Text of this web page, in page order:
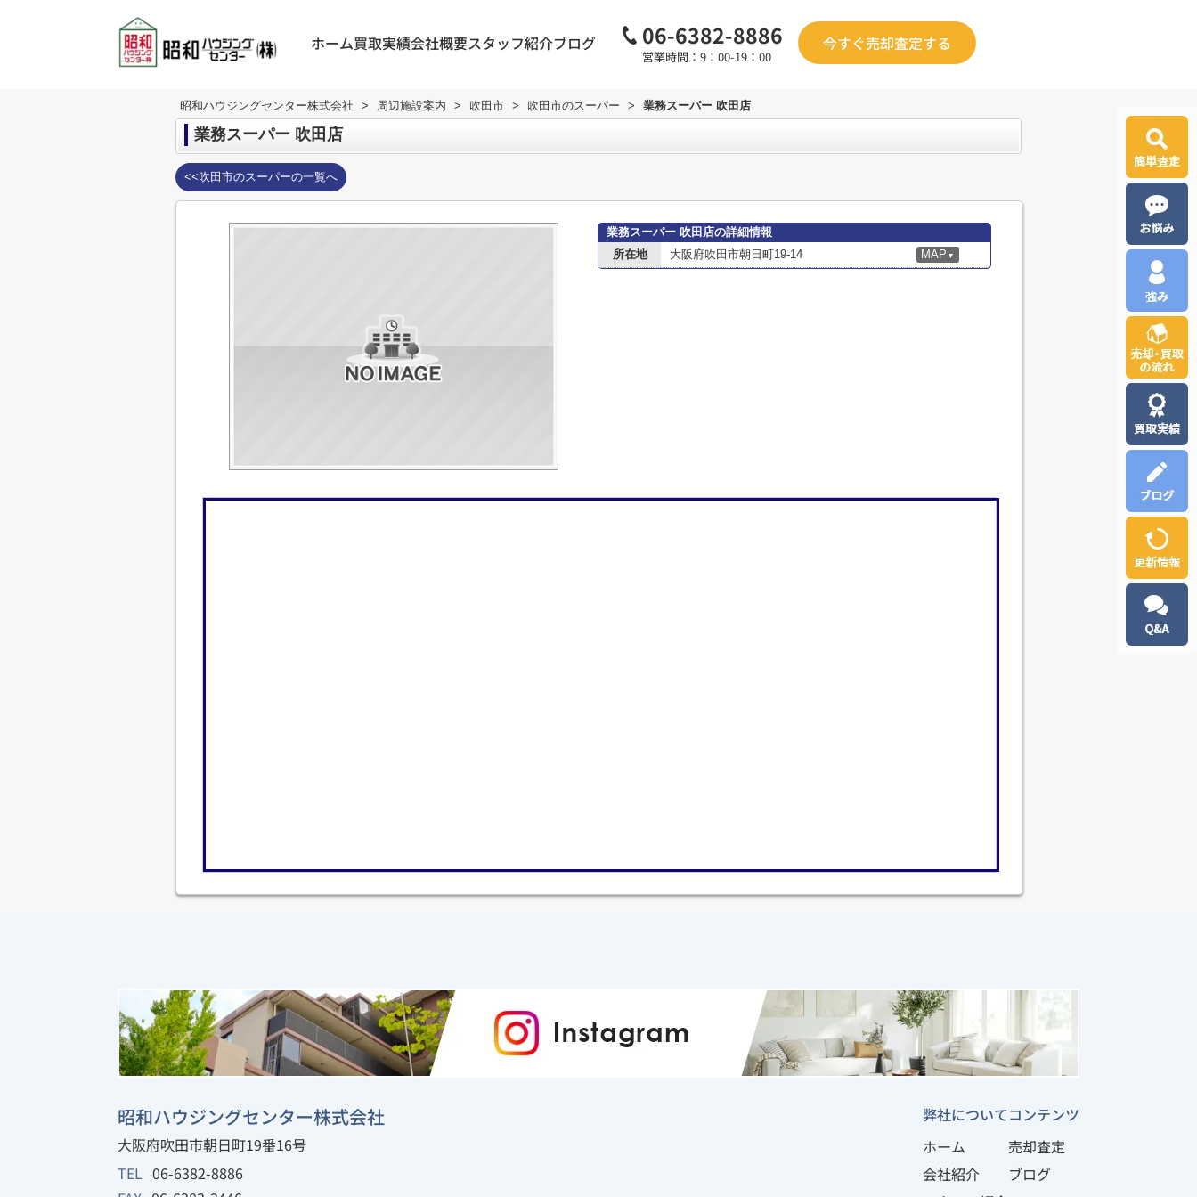
ホーム買取実績会社概要スタッフ紹介ブログ 06-6382-8886
営業時間：9：00-19：00
今すぐ売却査定する
昭和ハウジングセンター株式会社 > 周辺施設案内 > 吹田市 > 吹田市のスーパー > 業務スーパー 吹田店
業務スーパー 吹田店
<<吹田市のスーパーの一覧へ
業務スーパー 吹田店の詳細情報
所在地
大阪府吹田市朝日町19-14 MAP ▼
昭和ハウジングセンター株式会社
大阪府吹田市朝日町19番16号
TEL 06-6382-8886
弊社について
ホーム
会社紹介
コンテンツ
売却査定
ブログ